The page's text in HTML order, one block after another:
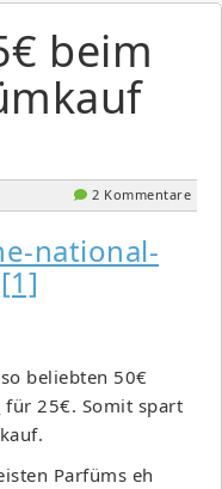
beim
2 Kommentare
beliebten 50€
für 25€. Somit spart
Parfüms eh